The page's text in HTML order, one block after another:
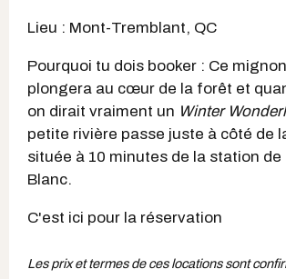
Lieu : Mont-Tremblant, QC
Pourquoi tu dois booker : Ce
plongera au cœur de la forêt et
on dirait vraiment un Winter
petite rivière passe juste à côté de
située à 10 minutes de la station de
Blanc.
C'est ici pour la réservation
Les prix et termes de ces locations sont